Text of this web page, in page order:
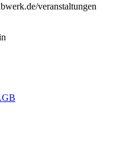
veranstaltungen